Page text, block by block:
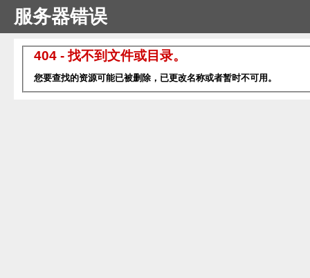
服务器错误
404 - 找不到文件或目录。
您要查找的资源可能已被删除，已更改名称或者暂时不可用。